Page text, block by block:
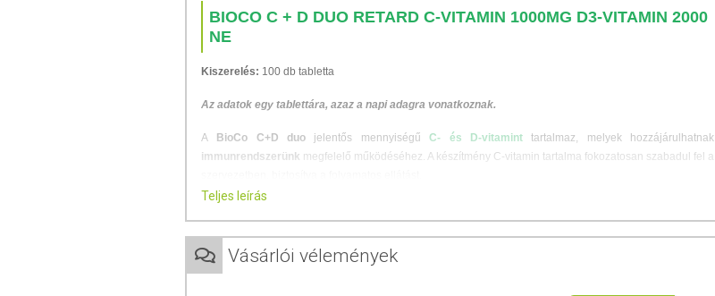
BIOCO C + D DUO RETARD C-VITAMIN 1000MG D3-VITAMIN 2000
NE
Kiszerelés: 100 db tabletta
Az adatok egy tablettára, azaz a napi adagra vonatkoznak.
A BioCo C+D duo jelentős mennyiségűC- és D-vitaminttartalmaz, melyek hozzájárulhatnak
immunrendszerünk megfelelő működéséhez. A készítmény C-vitamin tartalma fokozatosan szabadul fel a
A D-vitamin segíthet az alábbiakban:
Teljes leírás
Vásárlói vélemények